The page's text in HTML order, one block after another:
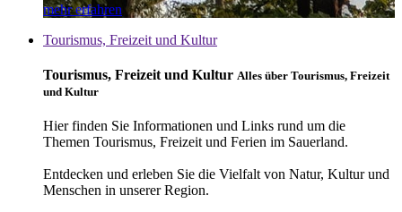
mehr erfahren
Tourismus, Freizeit und Kultur
Tourismus, Freizeit und Kultur Alles über Tourismus, Freizeit
und Kultur
Hier finden Sie Informationen und Links rund um die
Themen Tourismus, Freizeit und Ferien im Sauerland.
Entdecken und erleben Sie die Vielfalt von Natur, Kultur und
Menschen in unserer Region.